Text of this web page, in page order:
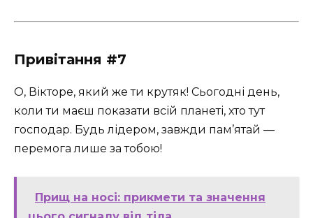
Привітання #7
О, Вікторе, який же ти крутяк! Сьогодні день,
коли ти маєш показати всій планеті, хто тут
господар. Будь лідером, завжди пам’ятай —
перемога лише за тобою!
Прищ на носі: прикмети та значення